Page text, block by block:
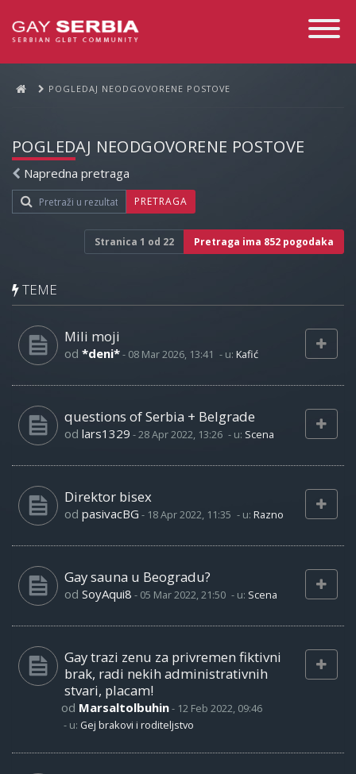
Toggle
POGLEDAJ NEODGOVORENE POSTOVE
POGLEDAJ NEODGOVORENE POSTOVE
Napredna pretraga
PRETRAGA
Stranica 1 od 22 Pretraga ima 852 pogodaka
TEME
Mili moji
od *deni*- 08 Mar 2026, 13:41 - u: Kafić
questions of Serbia + Belgrade
od lars1329 -28 Apr 2022, 13:26 - u: Scena
Direktor bisex
od pasivacBG - 18 Apr 2022, 11:35 - u: Razno
Gay sauna u Beogradu?
od SoyAqui8 - 05 Mar 2022, 21:50 - u: Scena
Gay trazi zenu za privremen fiktivni
brak, radi nekih administrativnih
stvari, placam!
od Marsaltolbuhin- 12 Feb 2022, 09:46
- u: Gej brakovi i roditeljstvo